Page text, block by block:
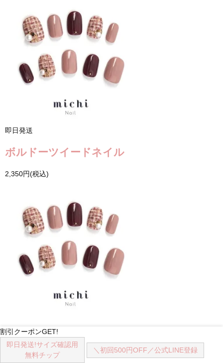
即日発送
ボルドーツイードネイル
2,350円(税込)
ボルドーツイードネイル
2,350円(税込)
割引クーポンGET!
即日発送!サイズ確認用
無料チップ
＼初回500円OFF／公式LINE登録